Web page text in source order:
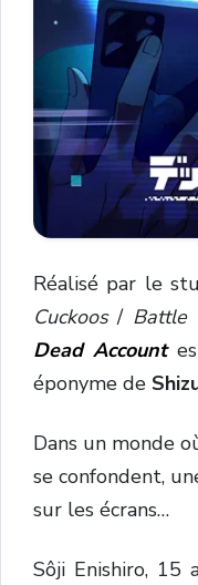
Réalisé par le
Cuckoos/ Battle
Dead Account
éponyme de
Dans un monde
se confondent,
sur les écrans…
Sôji Enishiro,